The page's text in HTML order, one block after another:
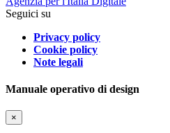
Seguici su
Privacy policy
Cookie policy
Note legali
Manuale operativo di design
×